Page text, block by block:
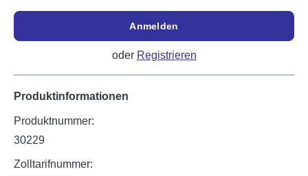
Anmelden
oder Registrieren
Produktinformationen
Produktnummer:
30229
Zolltarifnummer: